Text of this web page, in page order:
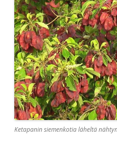
Ketapanin siemenkotia läheltä